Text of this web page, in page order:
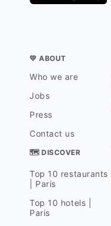
💛 ABOUT
Who we are
Jobs
Press
Contact us
🗺 DISCOVER
Top 10 restaurants
| Paris
Top 10 hotels |
Paris